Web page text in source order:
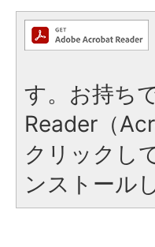
す。お持ち
Reader（
クリックし
ンストール